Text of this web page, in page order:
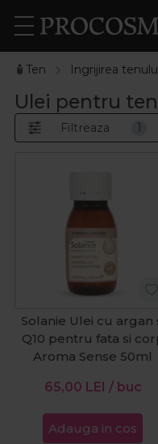
🧴Ten Ingrijirea
Ulei pentru
Filtreaza 1
Solanie Ulei cu argan
Q10 pentru fata si
Aroma Sense 50ml
65,00 LEI / buc
Adauga in cos